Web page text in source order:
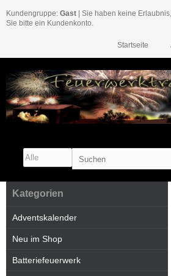
Kundengruppe: Gast | Sie haben keine
Sie bitte ein Kundenkonto.
Startseite
Kategorien
Adventskalender
Neu im Shop
Batteriefeuerwerk